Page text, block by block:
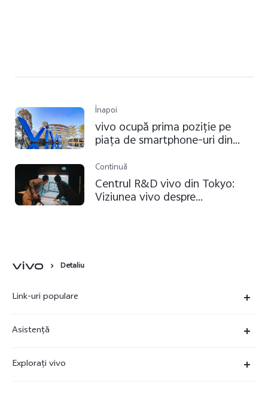
Înapoi
vivo ocupă prima poziție pe
piața de smartphone-uri din
trimestrul 2 2021, potrivit IDC
Continuă
Centrul R&D vivo din Tokyo:
Viziunea vivo despre
Detaliu
Link-uri populare
V23 5G
Asistență
Explorați vivo